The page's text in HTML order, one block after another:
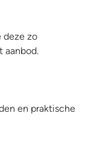
deze zo
aanbod.
en praktische